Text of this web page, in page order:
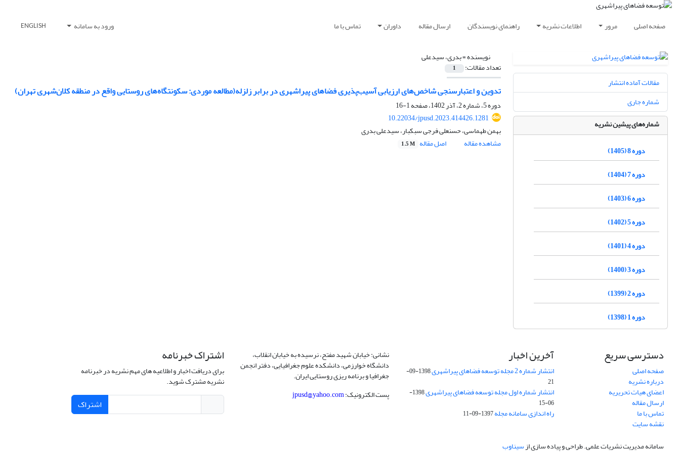
صفحه اصلی مرور اطلاعات نشریه راهنمای نویسندگان ارسال مقاله داوران تماس با ما ورود به سامانه ENGLISH
نویسنده =بدری، سیدعلی
تعداد مقالات: 1
تدوین و اعتبارسنجی شاخص‌های ارزیابی آسیب‌پذیری فضاهای پیراشهری در برابر زلزله(مطالعه موردی: سکونتگاه‌های روستایی واقع در منطقه کلان‌شهری تهران)
دوره 5، شماره 2، آذر 1402، صفحه
1-16
10.22034/jpusd.2023.414426.1281
بهمن طهماسی، حسنعلی فرجی سبکبار، سیدعلی بدری
مشاهده مقاله
اصل مقاله 1.5 M
مقالات آماده انتشار
شماره جاری
شماره‌های پیشین نشریه
دوره 8 (1405)
دوره 7 (1404)
دوره 6 (1403)
دوره 5 (1402)
دوره 4 (1401)
دوره 3 (1400)
دوره 2 (1399)
دوره 1 (1398)
دسترسی سریع
صفحه اصلی
درباره نشریه
اعضای هیات تحریریه
ارسال مقاله
تماس با ما
نقشه سایت
آخرین اخبار
انتشار شماره 2 مجله توسعه فضاهای پیراشهری
1398-09-
21
انتشار شماره اول مجله توسعه فضاهای پیراشهری
1398-
06-15
راه اندازی سامانه مجله1397-09-11
نشانی: خیابان شهید مفتح، نرسیده به خیابان انقلاب،
دانشگاه خوارزمی، دانشکده علوم جغرافیایی، دفتر انجمن
جغرافیا و برنامه ریزی روستایی ایران.
پست الکترونیک:jpusd@yahoo.com
اشتراک خبرنامه
برای دریافت اخبار و اطلاعیه های مهم نشریه در خبرنامه
نشریه مشترک شوید.
اشتراک
سامانه مدیریت نشریات علمی.طراحی و پیاده سازی ازسیناوب